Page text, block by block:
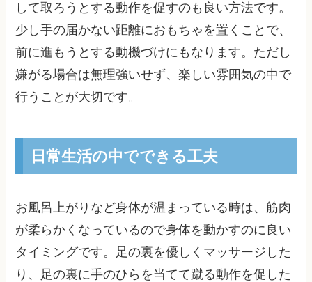
して取ろうとする動作を促すのも良い方法です。
少し手の届かない距離におもちゃを置くことで、
前に進もうとする動機づけにもなります。ただし
嫌がる場合は無理強いせず、楽しい雰囲気の中で
行うことが大切です。
日常生活の中でできる工夫
お風呂上がりなど身体が温まっている時は、筋肉
が柔らかくなっているので身体を動かすのに良い
タイミングです。足の裏を優しくマッサージした
り、足の裏に手のひらを当てて蹴る動作を促した